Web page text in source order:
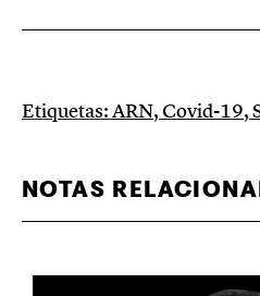
Etiquetas:ARN,Covid-19,
NOTAS